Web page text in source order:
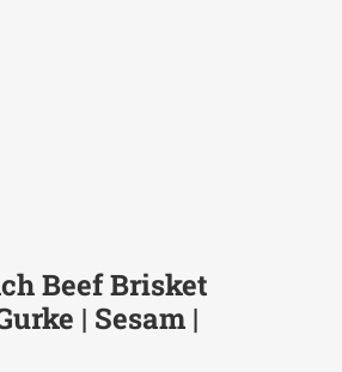
Beef Brisket
| Sesam |